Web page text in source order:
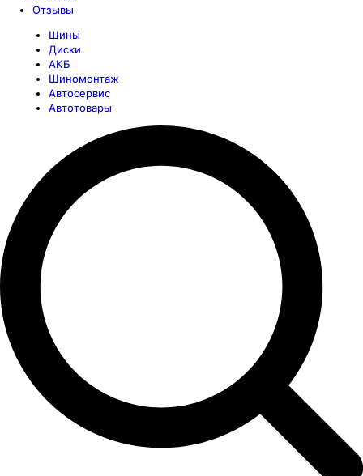
Отзывы
Шины
Диски
АКБ
Шиномонтаж
Автосервис
Автотовары